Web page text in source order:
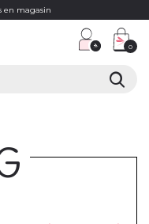
en magasin
0